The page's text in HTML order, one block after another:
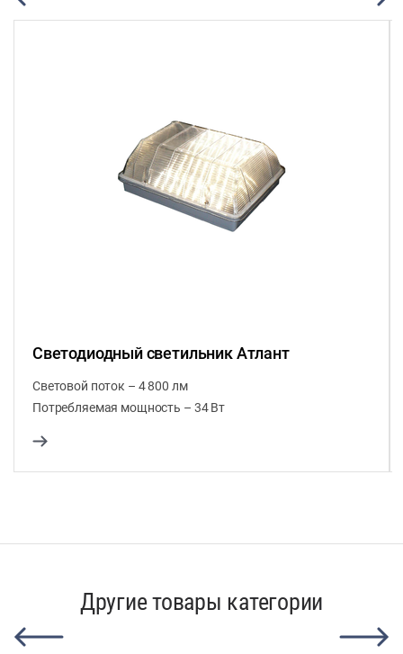
Светодиодный светильник Атлант
Световой поток – 4 800 лм
Потребляемая мощность – 34 Вт
Другие товары категории